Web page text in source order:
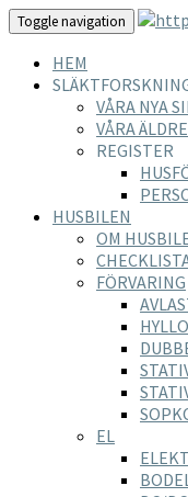
Toggle navigation
HEM
VÅRA NYA
VÅRA
REGISTER
HUSBILEN
OM
FÖRVARING
EL